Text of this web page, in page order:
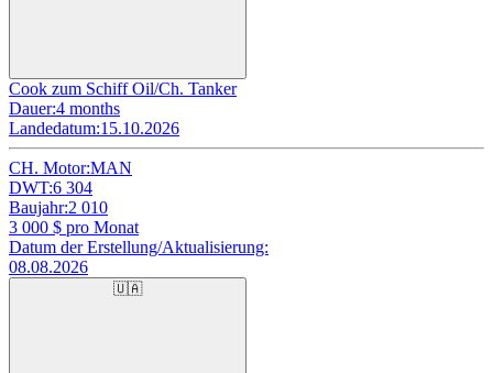
Cook zum Schiff Oil/Ch. Tanker
Dauer:4 months
Landedatum:15.10.2026
CH. Motor:MAN
DWT:6 304
Baujahr:2 010
3 000 $ pro Monat
Datum der Erstellung/Aktualisierung:
08.08.2026
🇺🇦